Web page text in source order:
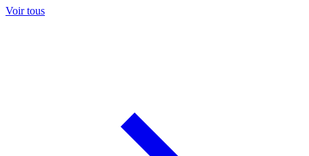
Voir tous